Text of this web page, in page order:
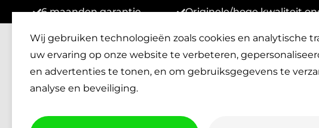
6 maanden garantie Originele/hoge kwaliteit
Reparaties Verkopen Klantenservice
Afspraak Inplannen
Wij gebruiken technologieën zoals cookies en analytische
uw ervaring op onze website te verbeteren,
en advertenties te tonen, en om gebruiksgegevens te
analyse en beveiliging.